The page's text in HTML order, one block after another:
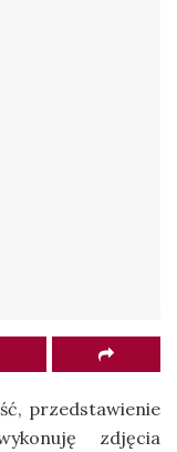
przedstawienie
zdjęcia